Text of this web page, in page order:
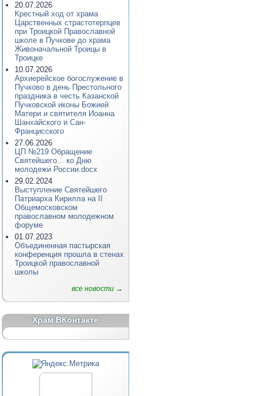
20.07.2026
Крестный ход от храма
Царственных страстотерпцев
при Троицкой Православной
школе в Пучкове до храма
Живоначальной Троицы в
Троицке
10.07.2026
Архиерейское богослужение в
Пучково в день Престольного
праздника в честь Казанской
Пучковской иконы Божией
Матери и святителя Иоанна
Шанхайского и Сан-
Францисского
27.06.2026
ЦП №219 Обращение
Святейшего... ко Дню
молодежи России.docx
29.02.2024
Выступление Святейшего
Патриарха Кирилла на II
Общемосковском
православном молодежном
форуме
01.07.2023
Объединенная пастырская
конференция прошла в стенах
Троицкой православной
школы
все новости →
Храм ВКонтакте